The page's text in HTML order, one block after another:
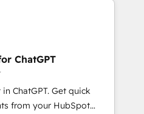
ChatGPT
ChatGPT. Get quick
from your HubSpot